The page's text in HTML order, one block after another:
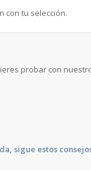
con tu selección.
probar con
sigue estos